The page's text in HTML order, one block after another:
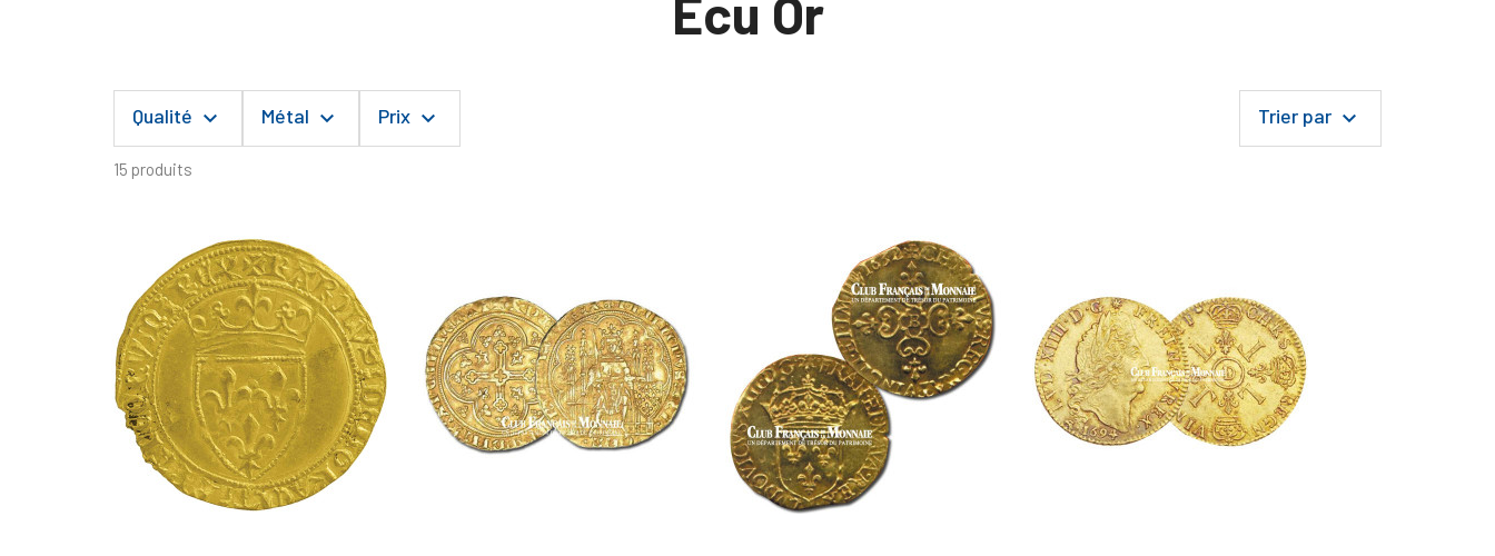
Écu Or
Qualité keyboard_arrow_down Métal keyboard_arrow_down Prix keyboard_arrow_down Trier par keyboard_arrow_down
15 produits